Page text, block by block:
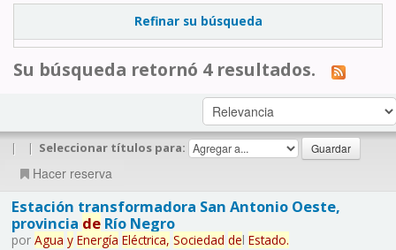
Refinar su búsqueda
Su búsqueda retornó 4 resultados.
| | Seleccionar títulos para:
Hacer reserva
Estación transformadora San Antonio Oeste,
provincia deRío Negro
por Agua y Energía Eléctrica, Sociedad del Estado.